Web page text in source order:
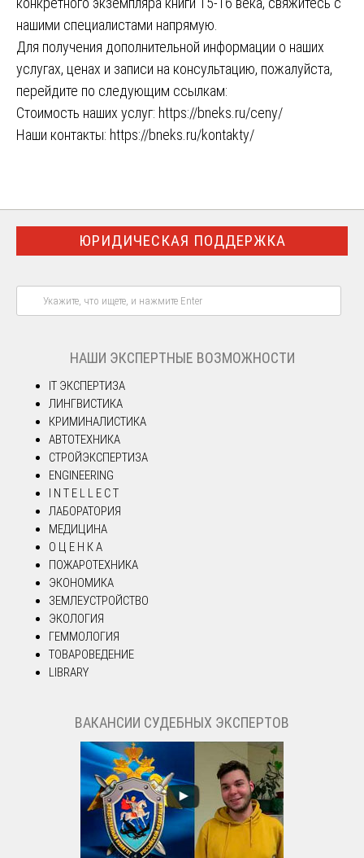
нашими специалистами напрямую.
Для получения дополнительной информации о наших
услугах, ценах и записи на консультацию, пожалуйста,
перейдите по следующим ссылкам:
Стоимость наших услуг: https://bneks.ru/ceny/
Наши контакты: https://bneks.ru/kontakty/
ЮРИДИЧЕСКАЯ ПОДДЕРЖКА
НАШИ ЭКСПЕРТНЫЕ ВОЗМОЖНОСТИ
IT ЭКСПЕРТИЗА
ЛИНГВИСТИКА
КРИМИНАЛИСТИКА
АВТОТЕХНИКА
СТРОЙЭКСПЕРТИЗА
ENGINEERING
I N T E L L E C T
ЛАБОРАТОРИЯ
МЕДИЦИНА
О Ц Е Н К А
ПОЖАРОТЕХНИКА
ЭКОНОМИКА
ЗЕМЛЕУСТРОЙСТВО
ЭКОЛОГИЯ
ГЕММОЛОГИЯ
ТОВАРОВЕДЕНИЕ
LIBRARY
ВАКАНСИИ СУДЕБНЫХ ЭКСПЕРТОВ